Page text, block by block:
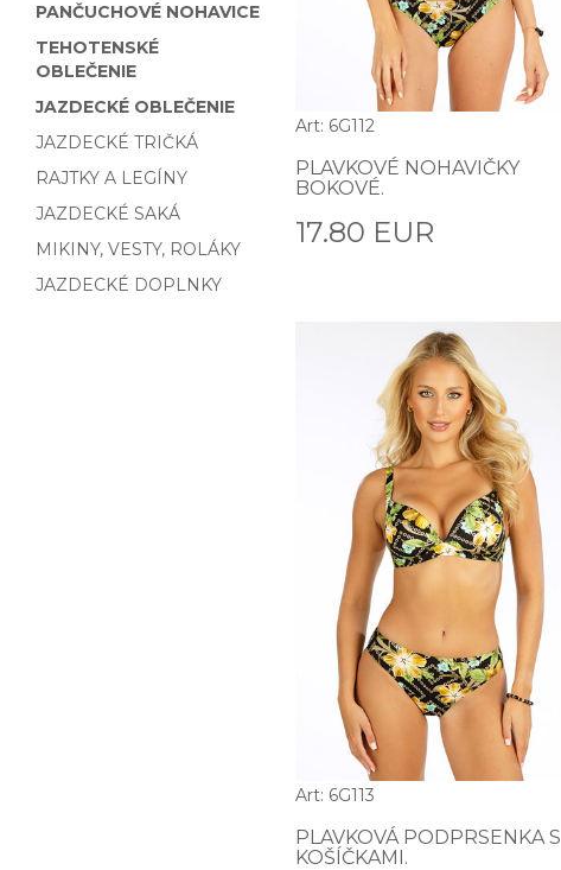
PANČUCHOVÉ NOHAVICE
TEHOTENSKÉ
OBLEČENIE
JAZDECKÉ OBLEČENIE
JAZDECKÉ TRIČKÁ
RAJTKY A LEGÍNY
JAZDECKÉ SAKÁ
MIKINY, VESTY, ROLÁKY
JAZDECKÉ DOPLNKY
Art: 6G112
PLAVKOVÉ NOHAVIČKY
BOKOVÉ.
17.80 EUR
Art: 6G113
PLAVKOVÁ PODPRSENKA S
KOŠÍČKAMI.